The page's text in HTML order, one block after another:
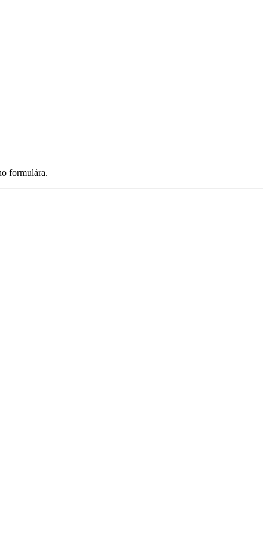
formulára.